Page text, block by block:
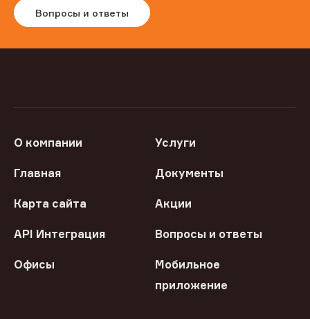
Вопросы и ответы
О компании Услуги
Главная Документы
Карта сайта Акции
API Интеграция Вопросы и ответы
Офисы
Мобильное
приложение